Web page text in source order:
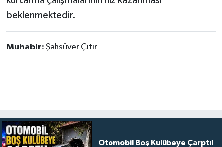
beklenmektedir.
Muhabir: Şahsüver Çıtır
Otomobil Boş Kulübeye Çarptı!